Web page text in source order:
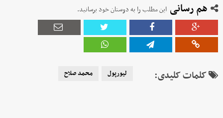
هم رسانی این مطلب را به دوستان خود برسانید.
کلمات کلیدی: لیورپول محمد صلاح